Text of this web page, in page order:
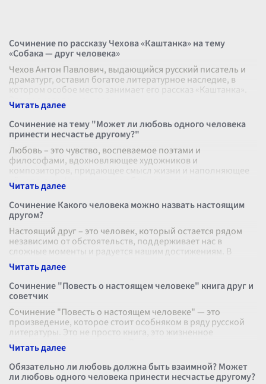
Сочинение по рассказу Чехова «Каштанка» на тему
«Собака — друг человека»
Чехов Антон Павлович, выдающийся русский писатель и
драматург, оставил богатое литературное наследие, в
котором особое место занимает его рассказ «Каштанка».
Это произведение, напо
Сочинение на тему "Может ли любовь одного человека
принести несчастье другому?"
Любовь – это чувство, воспеваемое поэтами и
философами, вдохновляющее художников и
композиторов, придающее смысл жизни и наполняющее
её красками. Но может ли любовь одного человека
Сочинение Какого человека можно назвать настоящим
другом?
Настоящий друг – это человек, который остается рядом
независимо от обстоятельств, поддерживает нас в
сложные моменты и радуется нашим достижениям. В
современном мире, где повседнев
Сочинение "Повесть о настоящем человеке" книга друг и
советчик
Сочинение "Повесть о настоящем человеке" — это
произведение, которое стоит особняком в ряду русской
литературы. Это не просто книга, это жизненное
напутствие, советчик и друг. Вот
Обязательно ли любовь должна быть взаимной? Может
ли любовь одного человека принести несчастье другому?